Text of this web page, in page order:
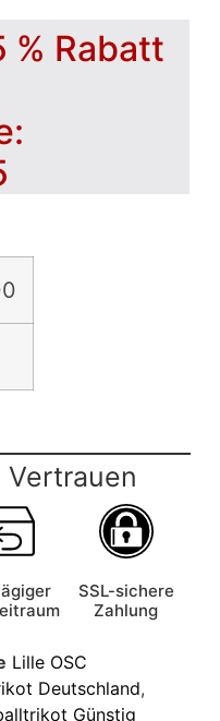
% Rabatt
Vertrauen
SSL-sichere
Zahlung
Lille OSC
Deutschland,
Günstig